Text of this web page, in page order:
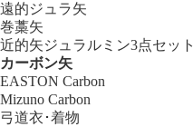
遠的ジュラ矢
巻藁矢
近的矢ジュラルミン3点セット
カーボン矢
EASTON Carbon
Mizuno Carbon
弓道衣･着物